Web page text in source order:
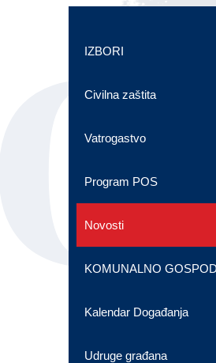
IZBORI
Civilna zaštita
Vatrogastvo
Program POS
Novosti
KOMUNALNO
Kalendar Događanja
Udruge građana